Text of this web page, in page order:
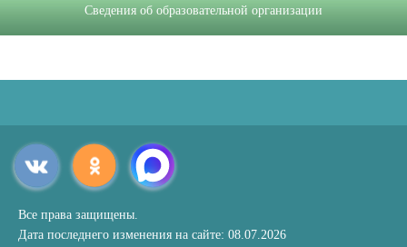
Сведения об образовательной организации
Все права защищены.
Дата последнего изменения на сайте: 08.07.2026